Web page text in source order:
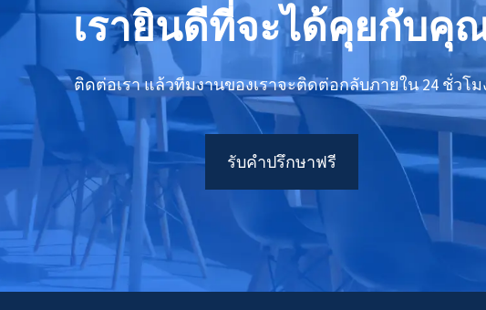
เรายินดีที่จะได้คุยกับคุ
ติดต่อเรา แล้วทีมงานของเราจะติดต่อกลับภายใน 24 ชั่วโม
รับคำปรึกษาฟรี